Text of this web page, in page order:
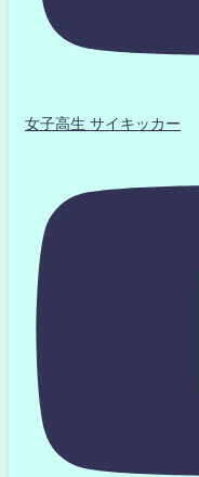
女子高生 サイキッカー